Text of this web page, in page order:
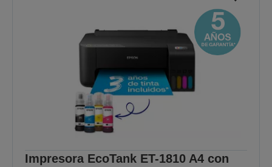
Impresora EcoTank ET-1810 A4 con